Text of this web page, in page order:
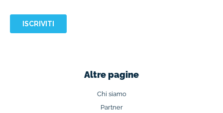
Altre pagine
Chi siamo
Partner